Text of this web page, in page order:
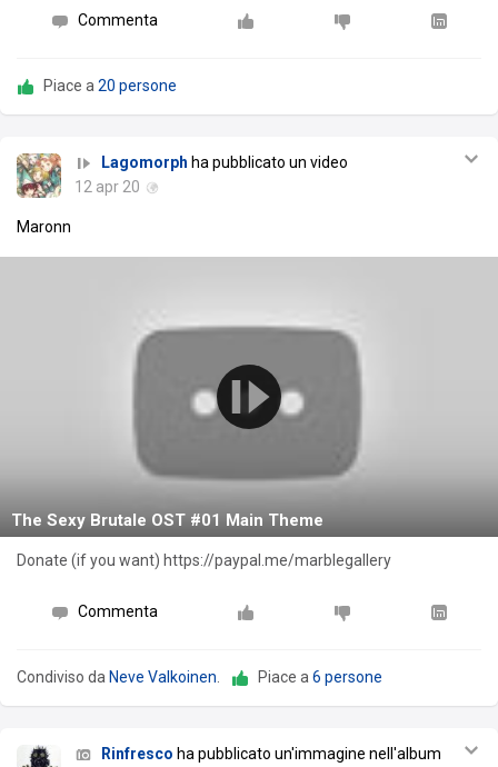
Commenta
Piace a20 persone
Lagomorph ha pubblicato un video
12 apr 20
Maronn
The Sexy Brutale OST #01 Main Theme
Donate (if you want) https://paypal.me/marblegallery
Commenta
Condiviso da Neve Valkoinen. Piace a6 persone
Rinfresco ha pubblicato un'immagine nell'album